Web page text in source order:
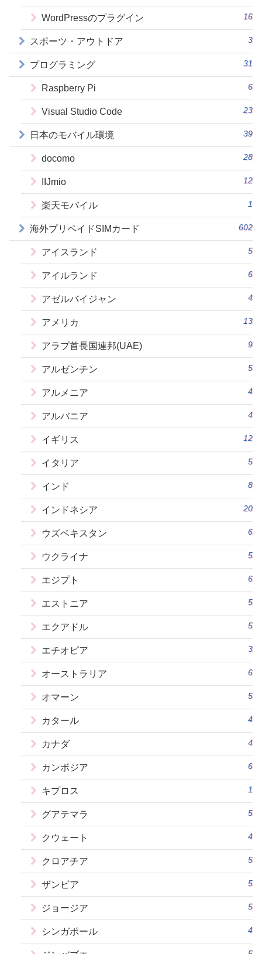
WordPressのプラグイン 16
スポーツ・アウトドア 3
プログラミング 31
Raspberry Pi 6
Visual Studio Code 23
日本のモバイル環境 39
docomo 28
IIJmio 12
楽天モバイル 1
海外プリペイドSIMカード 602
アイスランド 5
アイルランド 6
アゼルバイジャン 4
アメリカ 13
アラブ首長国連邦(UAE) 9
アルゼンチン 5
アルメニア 4
アルバニア 4
イギリス 12
イタリア 5
インド 8
インドネシア 20
ウズベキスタン 6
ウクライナ 5
エジプト 6
エストニア 5
エクアドル 5
エチオピア 3
オーストラリア 6
オマーン 5
カタール 4
カナダ 4
カンボジア 6
キプロス 1
グアテマラ 5
クウェート 4
クロアチア 5
ザンビア 5
ジョージア 5
シンガポール 4